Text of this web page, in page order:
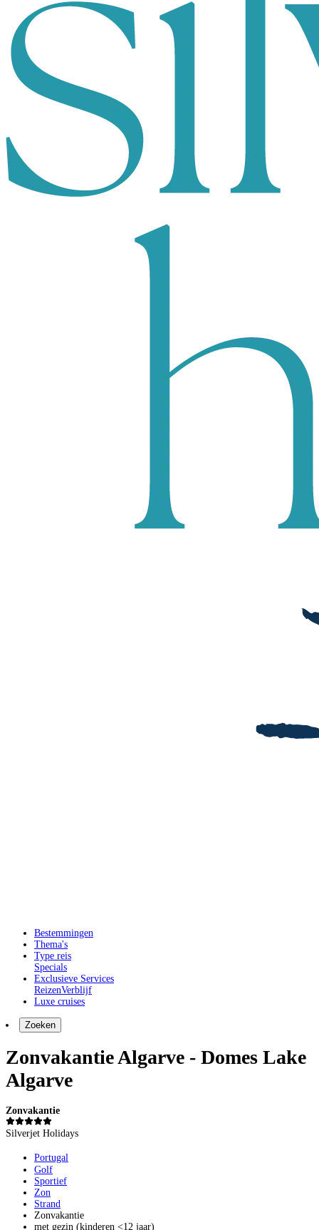
Bestemmingen
Thema's
Type reis
Specials
Exclusieve Services
ReizenVerblijf
Luxe cruises
Zoeken
Zonvakantie Algarve - Domes Lake
Algarve
Zonvakantie
Silverjet Holidays
Portugal
Golf
Sportief
Zon
Strand
Zonvakantie
met gezin (kinderen <12 jaar)